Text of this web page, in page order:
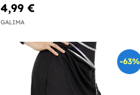
4,99 €
GALIMA
-63%